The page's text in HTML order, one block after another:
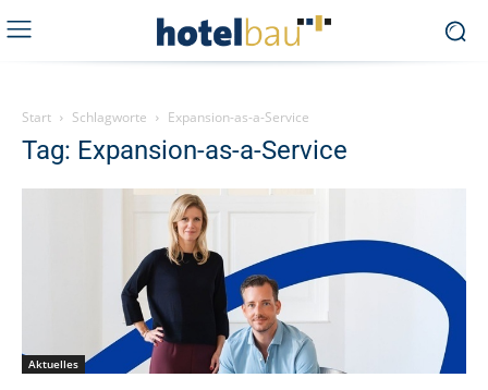
Start Schlagworte Expansion-as-a-Service
Tag: Expansion-as-a-Service
Aktuelles